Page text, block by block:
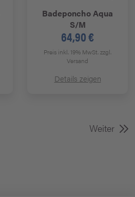
Badeponcho Aqua
S/M
64,90 €
Preis inkl. 19% MwSt.zzgl.
Versand
Details zeigen
Weiter